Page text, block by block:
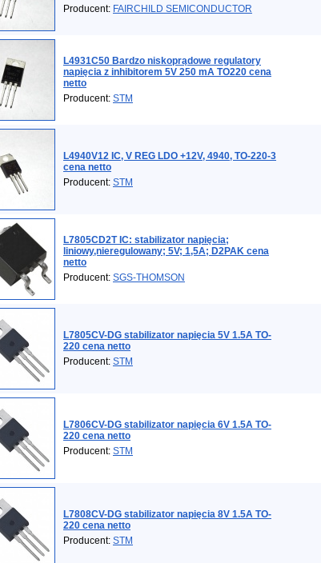
Producent: FAIRCHILD SEMICONDUCTOR
L4931C50 Bardzo niskoprądowe regulatory
napięcia z inhibitorem 5V 250 mA TO220 cena
netto
Producent: STM
L4940V12 IC, V REG LDO +12V, 4940, TO-220-3
cena netto
Producent: STM
L7805CD2T IC: stabilizator napięcia;
liniowy,nieregulowany; 5V; 1,5A; D2PAK cena
netto
Producent: SGS-THOMSON
L7805CV-DG stabilizator napięcia 5V 1.5A TO-
220 cena netto
Producent: STM
L7806CV-DG stabilizator napięcia 6V 1.5A TO-
220 cena netto
Producent: STM
L7808CV-DG stabilizator napięcia 8V 1.5A TO-
220 cena netto
Producent: STM